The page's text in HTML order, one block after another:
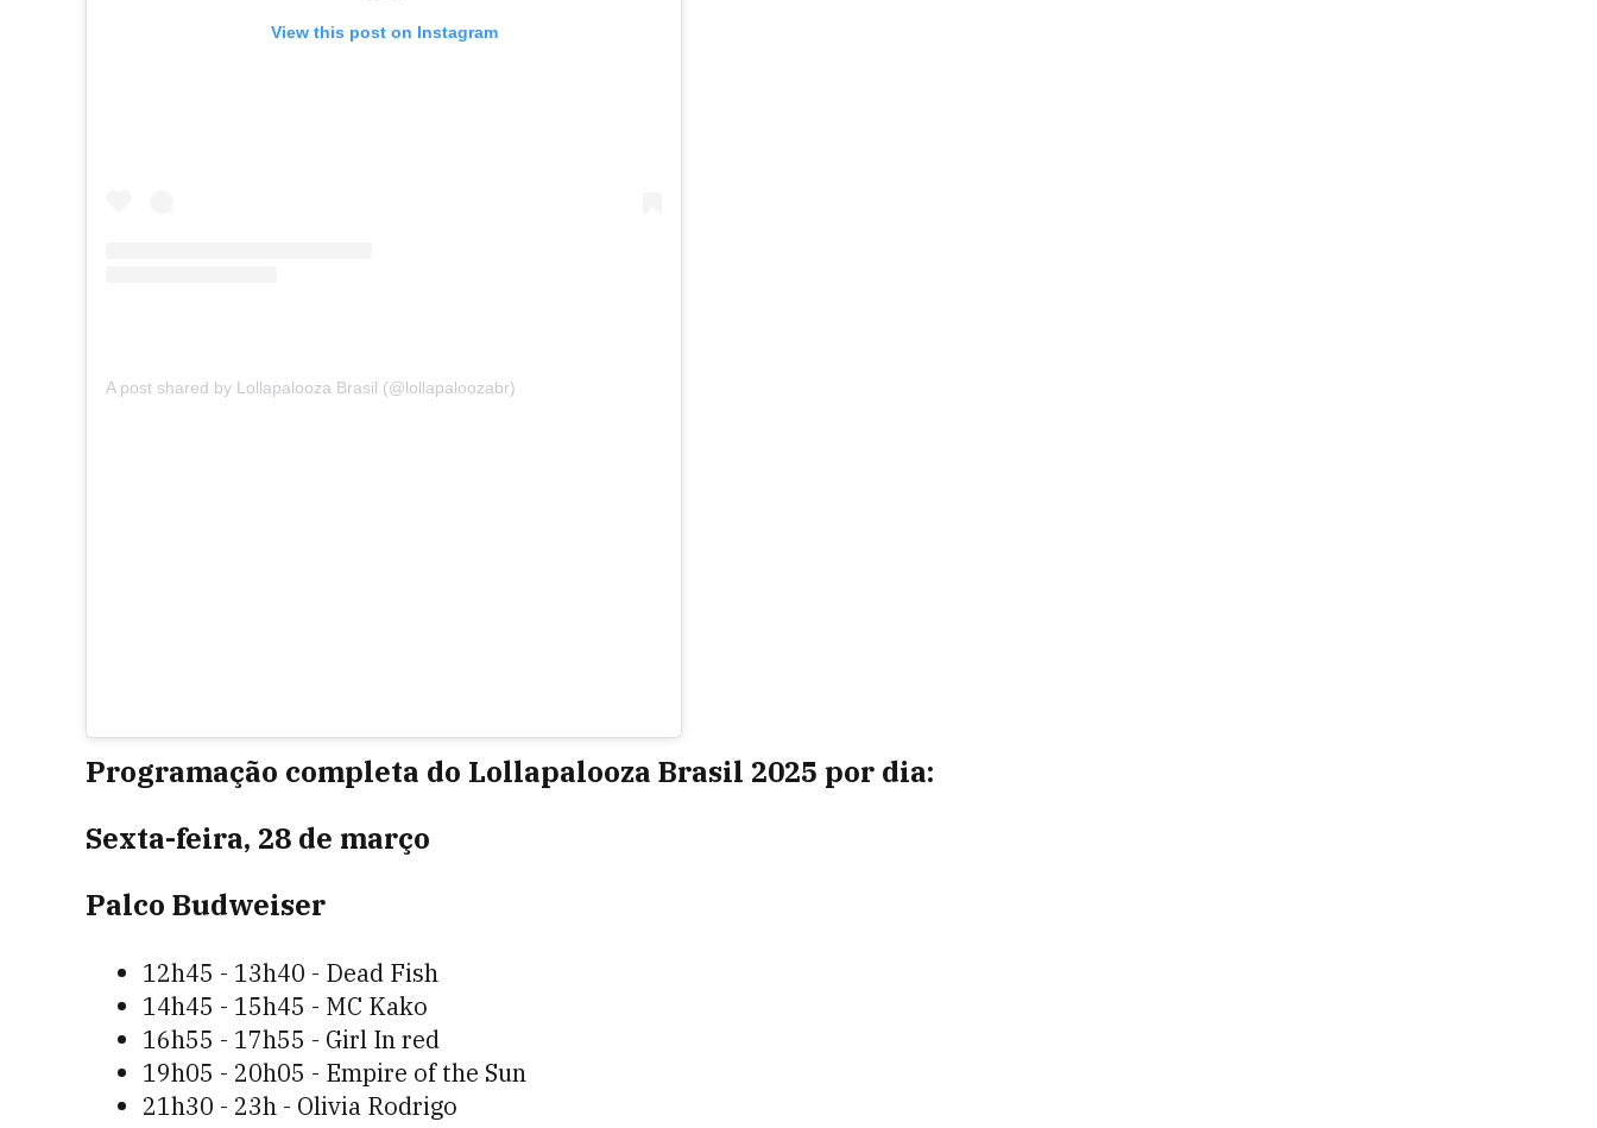
View this post on Instagram
A post shared by Lollapalooza Brasil (@lollapaloozabr)
Programação completa do Lollapalooza Brasil 2025 por dia:
Sexta-feira, 28 de março
Palco Budweiser
12h45 - 13h40 - Dead Fish
14h45 - 15h45 - MC Kako
16h55 - 17h55 - Girl In red
19h05 - 20h05 - Empire of the Sun
21h30 - 23h - Olivia Rodrigo